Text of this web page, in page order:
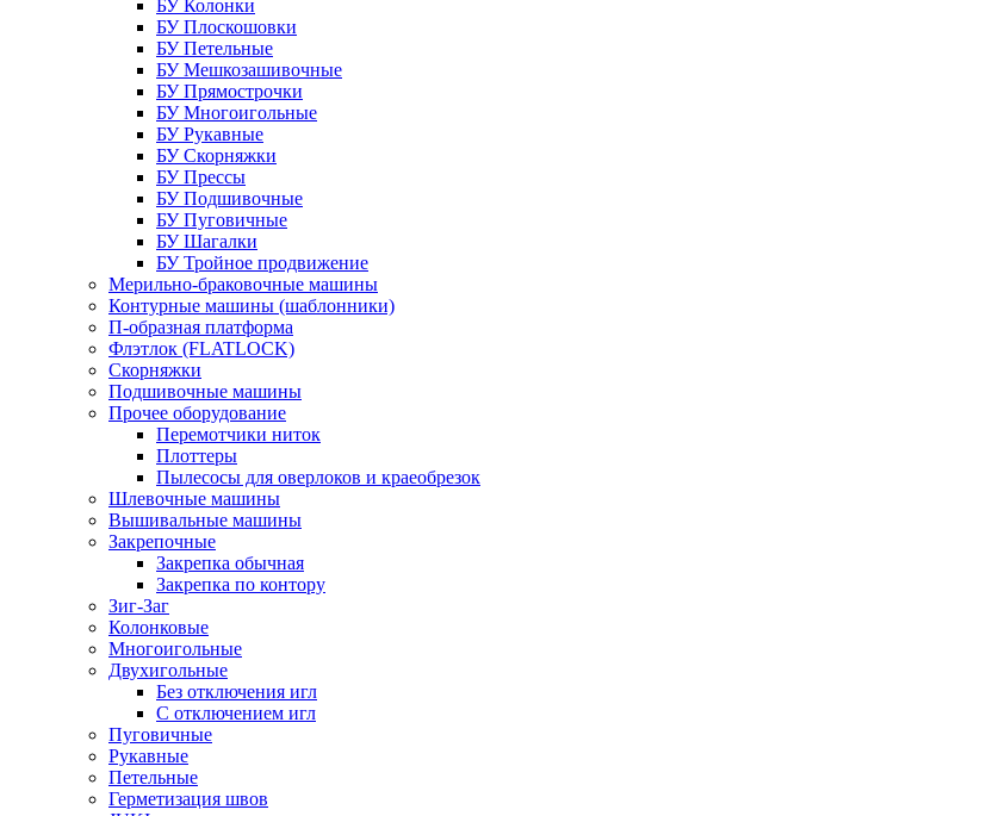
БУ Колонки
БУ Плоскошовки
БУ Петельные
БУ Мешкозашивочные
БУ Прямострочки
БУ Многоигольные
БУ Рукавные
БУ Скорняжки
БУ Прессы
БУ Подшивочные
БУ Пуговичные
БУ Шагалки
БУ Тройное продвижение
Мерильно-браковочные машины
Контурные машины (шаблонники)
П-образная платформа
Флэтлок (FLATLOCK)
Скорняжки
Подшивочные машины
Прочее оборудование
Перемотчики ниток
Плоттеры
Пылесосы для оверлоков и краеобрезок
Шлевочные машины
Вышивальные машины
Закрепочные
Закрепка обычная
Закрепка по контору
Зиг-Заг
Колонковые
Многоигольные
Двухигольные
Без отключения игл
С отключением игл
Пуговичные
Рукавные
Петельные
Герметизация швов